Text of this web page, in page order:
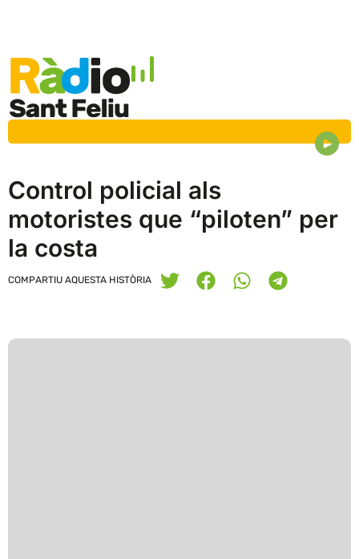
Control policial als
motoristes que “piloten” per
la costa
COMPARTIU AQUESTA HISTÒRIA